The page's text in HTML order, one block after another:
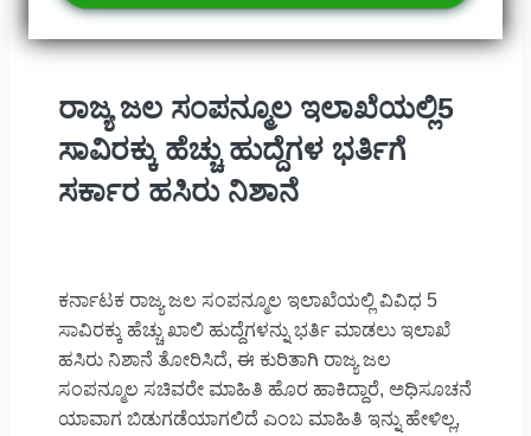
ರಾಜ್ಯ ಜಲ ಸಂಪನ್ಮೂಲ ಇಲಾಖೆಯಲ್ಲಿ5
ಸಾವಿರಕ್ಕು ಹೆಚ್ಚು ಹುದ್ದೆಗಳ ಭರ್ತಿಗೆ
ಸರ್ಕಾರ ಹಸಿರು ನಿಶಾನೆ
ಕರ್ನಾಟಕ ರಾಜ್ಯ ಜಲ ಸಂಪನ್ಮೂಲ ಇಲಾಖೆಯಲ್ಲಿ ವಿವಿಧ 5
ಸಾವಿರಕ್ಕು ಹೆಚ್ಚು ಖಾಲಿ ಹುದ್ದೆಗಳನ್ನು ಭರ್ತಿ ಮಾಡಲು ಇಲಾಖೆ
ಹಸಿರು ನಿಶಾನೆ ತೋರಿಸಿದೆ, ಈ ಕುರಿತಾಗಿ ರಾಜ್ಯ ಜಲ
ಸಂಪನ್ಮೂಲ ಸಚಿವರೇ ಮಾಹಿತಿ ಹೊರ ಹಾಕಿದ್ದಾರೆ, ಅಧಿಸೂಚನೆ
ಯಾವಾಗ ಬಿಡುಗಡೆಯಾಗಲಿದೆ ಎಂಬ ಮಾಹಿತಿ ಇನ್ನು ಹೇಳಿಲ್ಲ,